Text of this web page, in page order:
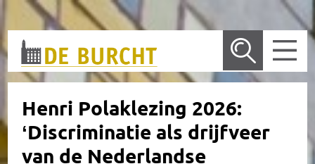
Nieuws
De locatie in Amsterdam
Henri Polaklezing 2026:
‘Discriminatie als drijfveer
van de Nederlandse